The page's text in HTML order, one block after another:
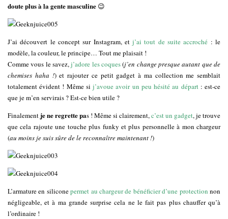
doute plus à la gente masculine 😉
J’ai découvert le concept sur Instagram, etj’ai tout de suite accroché : le
modèle, la couleur, le principe… Tout me plaisait !
Comme vous le savez,j’adore les coques(j’en change presque autant que de
chemises haha !) et rajouter ce petit gadget à ma collection me semblait
totalement évident ! Même sij’avoue avoir un peu hésité au départ: est-ce
que je m’en servirais ? Est-ce bien utile ?
Finalement je ne regrette pas ! Même si clairement,c’est un gadget, je trouve
que cela rajoute une touche plus funky et plus personnelle à mon chargeur
(au moins je suis sûre de le reconnaître maintenant !)
L’armature en siliconepermet au chargeur de bénéficier d’une protection non
négligeable, et à ma grande surprise cela ne le fait pas plus chauffer qu’à
l’ordinaire !